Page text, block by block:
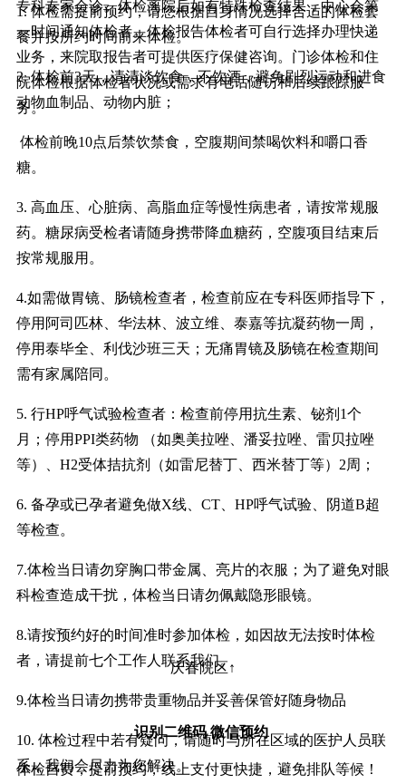
专科专家会诊。体检离院后如有特殊检查结果，中心会第
一时间通知体检者。体检报告体检者可自行选择办理快递
业务，来院取报告者可提供医疗保健咨询。门诊体检和住
院体检根据体检者状况或需求有电话随访和后续跟踪服
务。
1. 体检需提前预约，请您根据自身情况选择合适的体检套
餐并按所约时间前来体检。
2. 体检前3天，请清淡饮食，不饮酒，避免剧烈运动和进食
动物血制品、动物内脏；
体检前晚10点后禁饮禁食，空腹期间禁喝饮料和嚼口香
糖。
3. 高血压、心脏病、高脂血症等慢性病患者，请按常规服
药。糖尿病受检者请随身携带降血糖药，空腹项目结束后
按常规服用。
4.如需做胃镜、肠镜检查者，检查前应在专科医师指导下，
停用阿司匹林、华法林、波立维、泰嘉等抗凝药物一周，
停用泰毕全、利伐沙班三天；无痛胃镜及肠镜在检查期间
需有家属陪同。
5. 行HP呼气试验检查者：检查前停用抗生素、铋剂1个
月；停用PPI类药物 （如奥美拉唑、潘妥拉唑、雷贝拉唑
等）、H2受体拮抗剂（如雷尼替丁、西米替丁等）2周；
6. 备孕或已孕者避免做X线、CT、HP呼气试验、阴道B超
等检查。
7.体检当日请勿穿胸口带金属、亮片的衣服；为了避免对眼
科检查造成干扰，体检当日请勿佩戴隐形眼镜。
8.请按预约好的时间准时参加体检，如因故无法按时体检
者，请提前七个工作人联系我们。
9.体检当日请勿携带贵重物品并妥善保管好随身物品
10. 体检过程中若有疑问，请随时与所在区域的医护人员联
系，我们会尽力为您解决。
庆春院区↑
识别二维码 微信预约
体检自费，提前预约，线上支付更快捷，避免排队等候！